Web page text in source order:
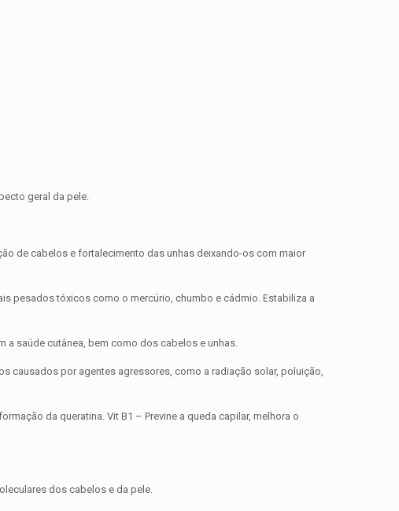
geral da pele.
de cabelos e fortalecimento das unhas deixando-os com maior
pesados tóxicos como o mercúrio, chumbo e cádmio. Estabiliza a
a saúde cutânea, bem como dos cabelos e unhas.
causados por agentes agressores, como a radiação solar, poluição,
da queratina. Vit B1 – Previne a queda capilar, melhora o
dos cabelos e da pele.